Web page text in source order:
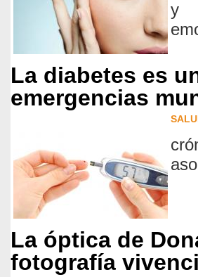
y
La diabetes es
emergencias
La óptica de
fotografía